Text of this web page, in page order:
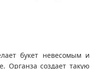
букет невесомым и
Органза создает такую